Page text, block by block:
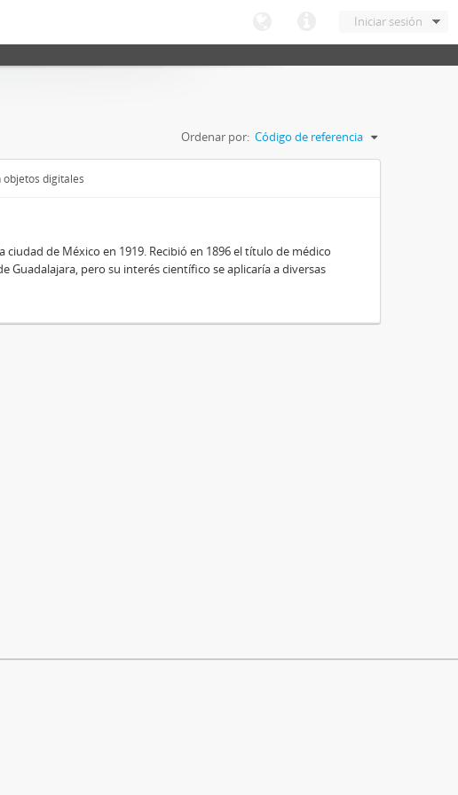
Iniciar sesión
Ordenar por: Código de referencia
digitales
ciudad de México en 1919. Recibió en 1896 el título de médico
Guadalajara, pero su interés científico se aplicaría a diversas